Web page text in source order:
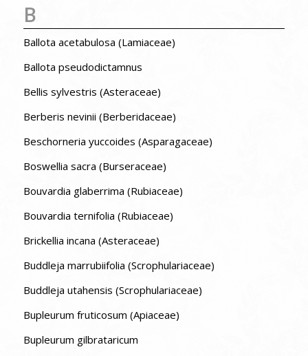
B
Ballota acetabulosa (Lamiaceae)
Ballota pseudodictamnus
Bellis sylvestris (Asteraceae)
Berberis nevinii (Berberidaceae)
Beschorneria yuccoides (Asparagaceae)
Boswellia sacra (Burseraceae)
Bouvardia glaberrima (Rubiaceae)
Bouvardia ternifolia (Rubiaceae)
Brickellia incana (Asteraceae)
Buddleja marrubiifolia (Scrophulariaceae)
Buddleja utahensis (Scrophulariaceae)
Bupleurum fruticosum (Apiaceae)
Bupleurum gilbrataricum